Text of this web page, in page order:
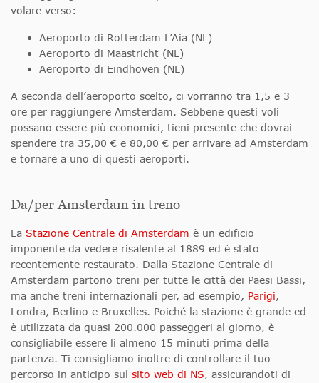
volare verso:
Aeroporto di Rotterdam L’Aia (NL)
Aeroporto di Maastricht (NL)
Aeroporto di Eindhoven (NL)
A seconda dell’aeroporto scelto, ci vorranno tra 1,5 e 3
ore per raggiungere Amsterdam. Sebbene questi voli
possano essere più economici, tieni presente che dovrai
spendere tra 35,00 € e 80,00 € per arrivare ad Amsterdam
e tornare a uno di questi aeroporti.
Da/per Amsterdam in treno
La Stazione Centrale di Amsterdam è un edificio
imponente da vedere risalente al 1889 ed è stato
recentemente restaurato. Dalla Stazione Centrale di
Amsterdam partono treni per tutte le città dei Paesi Bassi,
ma anche treni internazionali per, ad esempio, Parigi,
Londra, Berlino e Bruxelles. Poiché la stazione è grande ed
è utilizzata da quasi 200.000 passeggeri al giorno, è
consigliabile essere lì almeno 15 minuti prima della
partenza. Ti consigliamo inoltre di controllare il tuo
percorso in anticipo sul sito web di NS, assicurandoti di